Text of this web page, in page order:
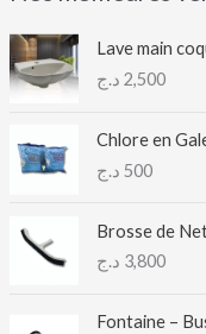
Lave main
2,500 د.ج
Chlore en
500 د.ج
Brosse de
3,800 د.ج
Fontaine –